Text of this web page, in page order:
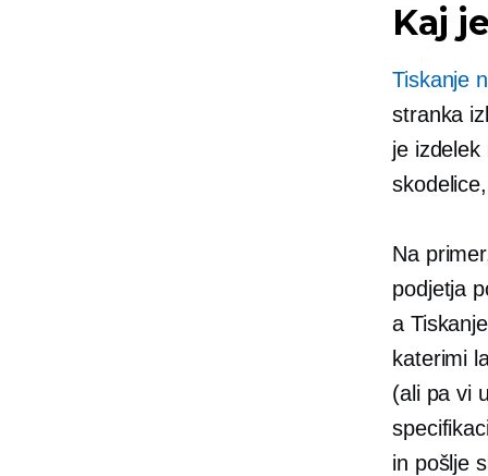
Kaj
Tiskanje
stranka
je
Na
podjetja
a
katerimi
(ali pa vi
in pošlje